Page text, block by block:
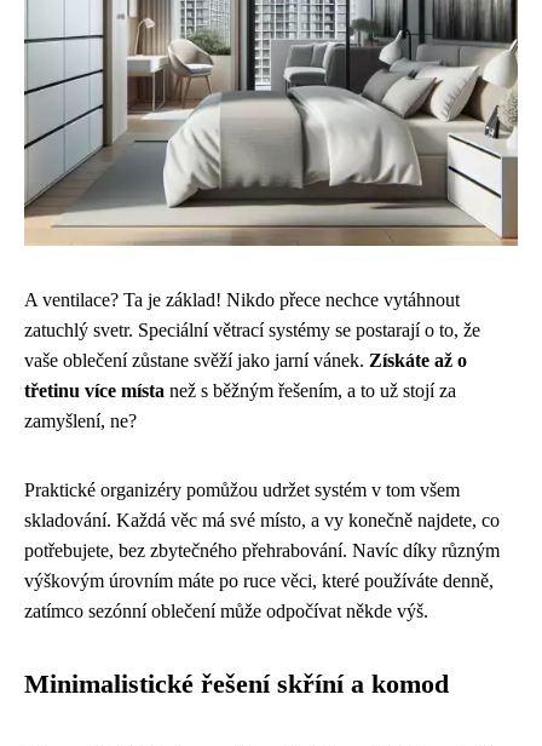
A ventilace? Ta je základ! Nikdo přece nechce vytáhnout
zatuchlý svetr. Speciální větrací systémy se postarají o to, že
vaše oblečení zůstane svěží jako jarní vánek. Získáte až o
třetinu více místa než s běžným řešením, a to už stojí za
zamyšlení, ne?
Praktické organizéry pomůžou udržet systém v tom všem
skladování. Každá věc má své místo, a vy konečně najdete, co
potřebujete, bez zbytečného přehrabování. Navíc díky různým
výškovým úrovním máte po ruce věci, které používáte denně,
zatímco sezónní oblečení může odpočívat někde výš.
Minimalistické řešení skříní a komod